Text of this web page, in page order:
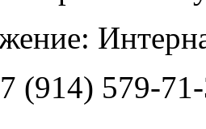
(914) 579-